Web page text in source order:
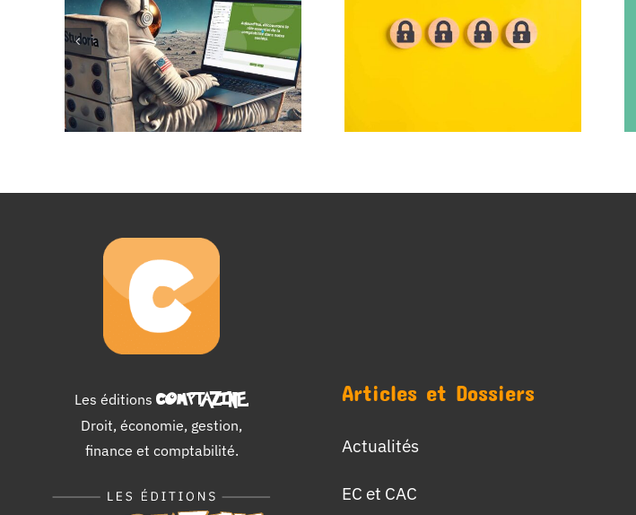
plateforme
d’apprentissage
complète pour le BTS
Comptabilité et
Gestion
Comment protéger
Les éditions COMPTAZINE.
Droit, économie, gestion,
finance et comptabilité.
Articles et Dossiers
Actualités
EC et CAC